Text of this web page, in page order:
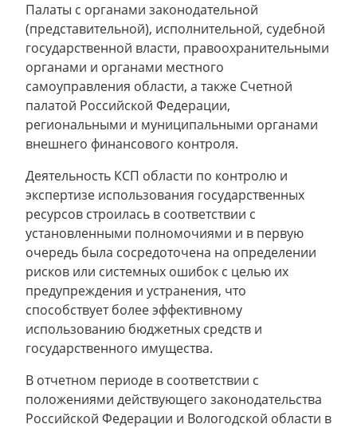
Палаты с органами законодательной
(представительной), исполнительной, судебной
государственной власти, правоохранительными
органами и органами местного
самоуправления области, а также Счетной
палатой Российской Федерации,
региональными и муниципальными органами
внешнего финансового контроля.
Деятельность КСП области по контролю и
экспертизе использования государственных
ресурсов строилась в соответствии с
установленными полномочиями и в первую
очередь была сосредоточена на определении
рисков или системных ошибок с целью их
предупреждения и устранения, что
способствует более эффективному
использованию бюджетных средств и
государственного имущества.
В отчетном периоде в соответствии с
положениями действующего законодательства
Российской Федерации и Вологодской области в